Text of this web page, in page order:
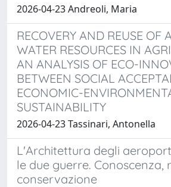
2026-04-23 Andreoli, Maria
RECOVERY AND REUSE OF
WATER RESOURCES IN
AN ANALYSIS OF ECO-
BETWEEN SOCIAL
ECONOMIC-
SUSTAINABILITY
2026-04-23 Tassinari, Antonella
L'Architettura degli
le due guerre. Conoscenza,
conservazione